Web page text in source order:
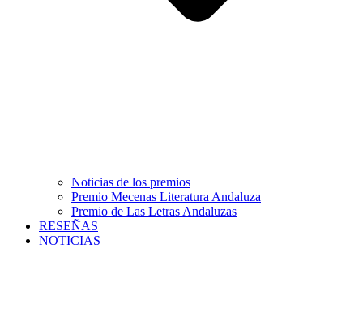
Noticias de los premios
Premio Mecenas Literatura Andaluza
Premio de Las Letras Andaluzas
RESEÑAS
NOTICIAS